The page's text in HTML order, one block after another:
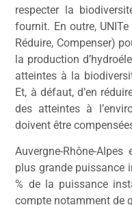
respecter la
fournit. En outre,
Réduire, Compenser)
la production
atteintes à la
Et, à défaut, d’en
des atteintes à
doivent être
Auvergne-Rhône-
plus grande puissance
% de la puissance
compte notamment de